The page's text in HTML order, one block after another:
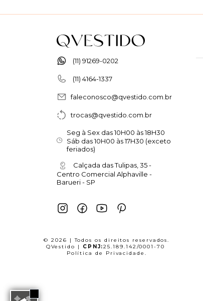
(11) 91269-0202
(11) 4164-1337
faleconosco@qvestido.com.br
trocas@qvestido.com.br
Seg à Sex das 10H00 às 18H30
Sáb das 10H00 às 17H30 (exceto
feriados)
Calçada das Tulipas, 35 -
Centro Comercial Alphaville -
Barueri - SP
© 2026 | Todos os direitos reservados.
QVestido | CPNJ:25.189.142/0001-70
Política de Privacidade .